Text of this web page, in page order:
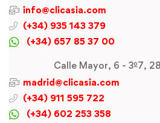
info@clicasia.com
(+34) 935 143 379
(+34) 657 85 37 00
Calle Mayor, 6 - 3º7,
madrid@clicasia.com
(+34) 911 595 722
(+34) 602 253 358